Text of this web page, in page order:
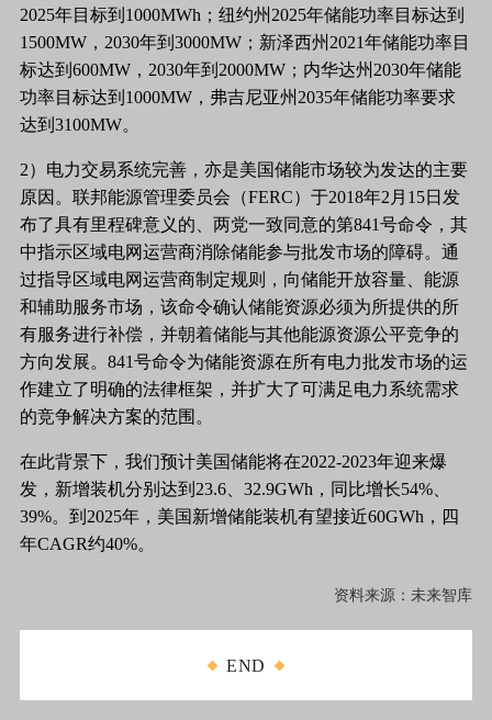
2025年目标到1000MWh；纽约州2025年储能功率目标达到
1500MW，2030年到3000MW；新泽西州2021年储能功率目
标达到600MW，2030年到2000MW；内华达州2030年储能
功率目标达到1000MW，弗吉尼亚州2035年储能功率要求
达到3100MW。
2）电力交易系统完善，亦是美国储能市场较为发达的主要
原因。联邦能源管理委员会（FERC）于2018年2月15日发
布了具有里程碑意义的、两党一致同意的第841号命令，其
中指示区域电网运营商消除储能参与批发市场的障碍。通
过指导区域电网运营商制定规则，向储能开放容量、能源
和辅助服务市场，该命令确认储能资源必须为所提供的所
有服务进行补偿，并朝着储能与其他能源资源公平竞争的
方向发展。841号命令为储能资源在所有电力批发市场的运
作建立了明确的法律框架，并扩大了可满足电力系统需求
的竞争解决方案的范围。
在此背景下，我们预计美国储能将在2022-2023年迎来爆
发，新增装机分别达到23.6、32.9GWh，同比增长54%、
39%。到2025年，美国新增储能装机有望接近60GWh，四
年CAGR约40%。
资料来源： 未来智库
END